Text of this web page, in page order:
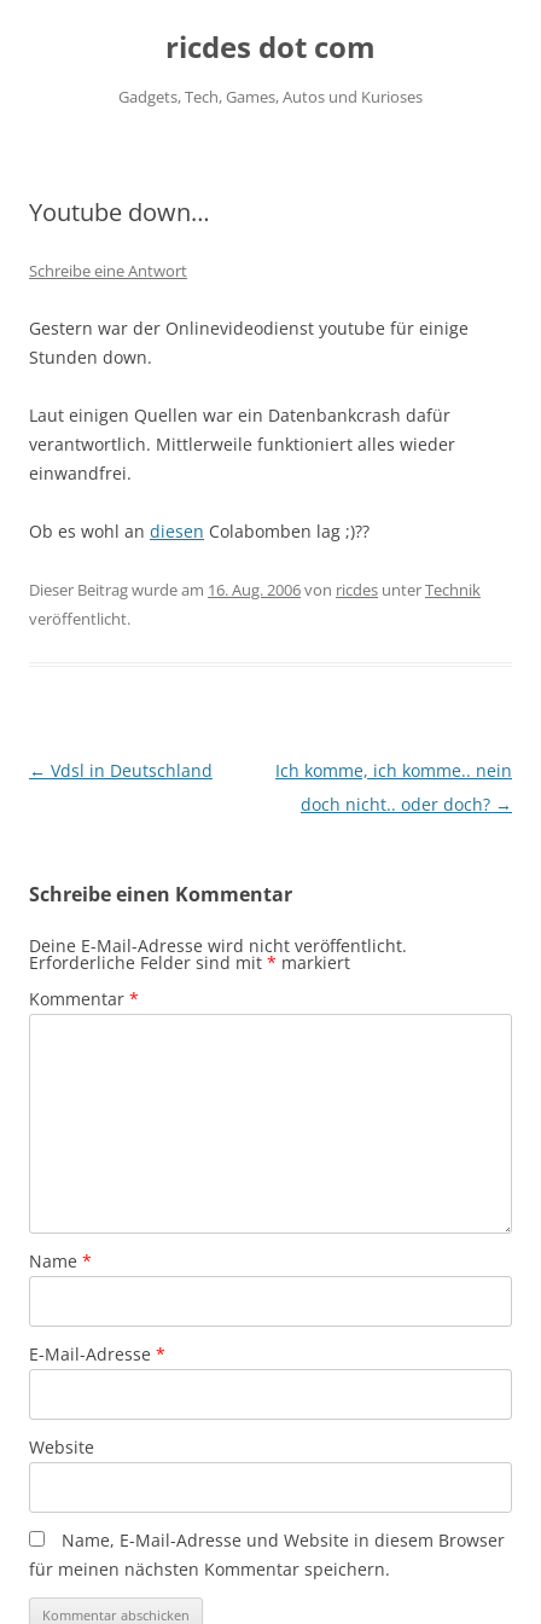
ricdes dot com
Gadgets, Tech, Games, Autos und Kurioses
Youtube down…
Schreibe eine Antwort
Gestern war der Onlinevideodienst youtube für einige
Stunden down.
Laut einigen Quellen war ein Datenbankcrash dafür
verantwortlich. Mittlerweile funktioniert alles wieder
einwandfrei.
Ob es wohl an diesen Colabomben lag ;)??
Dieser Beitrag wurde am 16. Aug. 2006von ricdes unterTechnik
veröffentlicht.
Beitragsnavigation
← Vdsl in Deutschland
Ich komme, ich komme.. nein
doch nicht.. oder doch? →
Schreibe einen Kommentar
Deine E-Mail-Adresse wird nicht veröffentlicht.
Erforderliche Felder sind mit * markiert
Kommentar *
Name *
E-Mail-Adresse *
Website
Name, E-Mail-Adresse und Website in diesem Browser
für meinen nächsten Kommentar speichern.